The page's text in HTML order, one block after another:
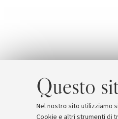
Questo
Nel nostro sito utilizziamo
Cookie e altri strumenti di